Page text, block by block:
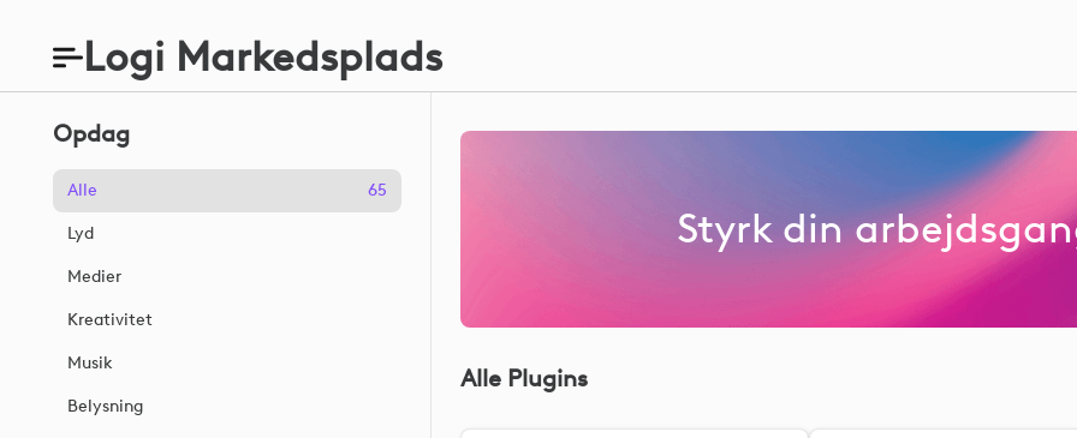
Logi Markedsplads
Opdag
Alle 65
Lyd
Medier
Kreativitet
Musik
Belysning
Styrk din
Alle Plugins